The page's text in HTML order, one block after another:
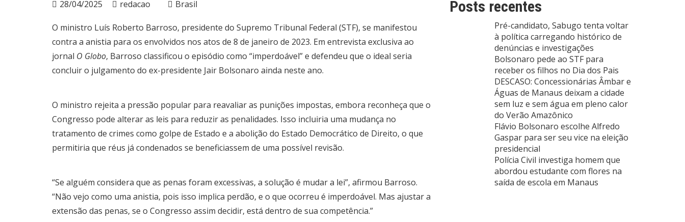
28/04/2025 redacao Brasil
O ministro Luís Roberto Barroso, presidente do Supremo Tribunal Federal (STF), se manifestou
contra a anistia para os envolvidos nos atos de 8 de janeiro de 2023. Em entrevista exclusiva ao
jornal O Globo, Barroso classificou o episódio como “imperdoável” e defendeu que o ideal seria
concluir o julgamento do ex-presidente Jair Bolsonaro ainda neste ano.
O ministro rejeita a pressão popular para reavaliar as punições impostas, embora reconheça que o
Congresso pode alterar as leis para reduzir as penalidades. Isso incluiria uma mudança no
tratamento de crimes como golpe de Estado e a abolição do Estado Democrático de Direito, o que
permitiria que réus já condenados se beneficiassem de uma possível revisão.
“Se alguém considera que as penas foram excessivas, a solução é mudar a lei”, afirmou Barroso.
“Não vejo como uma anistia, pois isso implica perdão, e o que ocorreu é imperdoável. Mas ajustar a
extensão das penas, se o Congresso assim decidir, está dentro de sua competência.”
Posts recentes
Pré-candidato, Sabugo tenta voltar
à política carregando histórico de
denúncias e investigações
Bolsonaro pede ao STF para
receber os filhos no Dia dos Pais
DESCASO: Concessionárias Âmbar e
Águas de Manaus deixam a cidade
sem luz e sem água em pleno calor
do Verão Amazônico
Flávio Bolsonaro escolhe Alfredo
Gaspar para ser seu vice na eleição
presidencial
Polícia Civil investiga homem que
abordou estudante com flores na
saída de escola em Manaus